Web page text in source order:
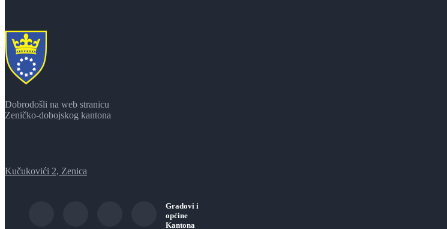
Dobrodošli na web stranicu
Zeničko-dobojskog kantona
Kučukovići 2, Zenica
Gradovi i
općine
Kantona